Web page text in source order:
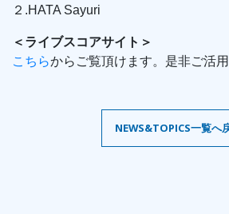
２.HATA Sayuri
＜ライブスコアサイト＞
こちらからご覧頂けます。是非ご活用
NEWS&TOPICS一覧へ